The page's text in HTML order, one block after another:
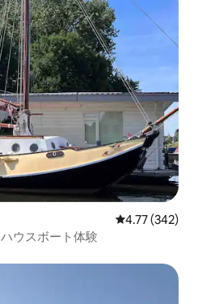
レビュー342
4.77 (342)
ウスボート体験